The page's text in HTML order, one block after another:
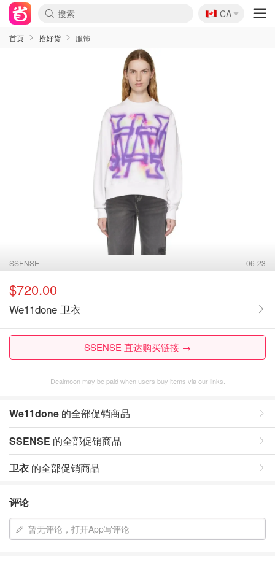
🇨🇦
CA
首页 抢好货 服饰
SSENSE 06-23
$720.00
We11done 卫衣
SSENSE 直达购买链接 →
Dealmoon may be paid when users buy items via our links.
We11done 的全部促销商品
SSENSE 的全部促销商品
卫衣 的全部促销商品
评论
暂无评论，打开App写评论